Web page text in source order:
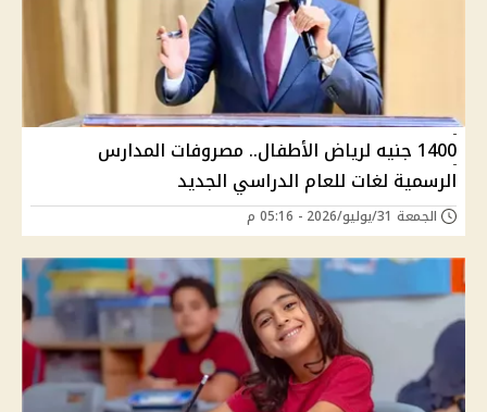
1400 جنيه لرياض الأطفال.. مصروفات المدارس
الرسمية لغات للعام الدراسي الجديد
الجمعة 31/يوليو/2026 - 05:16 م